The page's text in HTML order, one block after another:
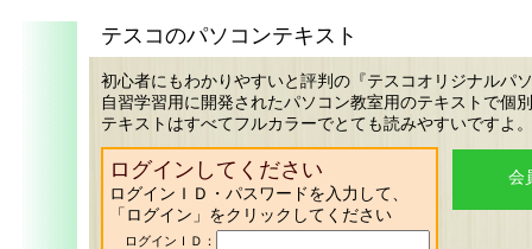
テスコのパソコンテキスト
初心者にもわかりやすいと評判の『テスコオリジナルパ
自習学習用に開発されたパソコン教室用のテキストで個
テキストはすべてフルカラーでとても読みやすいですよ。
ログインしてください
ログインＩＤ・パスワードを入力して、
「ログイン」をクリックしてください
ログインＩＤ：
会